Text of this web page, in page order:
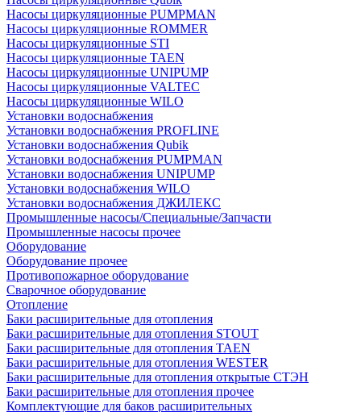
Насосы циркуляционные PUMPMAN
Насосы циркуляционные ROMMER
Насосы циркуляционные STI
Насосы циркуляционные TAEN
Насосы циркуляционные UNIPUMP
Насосы циркуляционные VALTEC
Насосы циркуляционные WILO
Установки водоснабжения
Установки водоснабжения PROFLINE
Установки водоснабжения Qubik
Установки водоснабжения PUMPMAN
Установки водоснабжения UNIPUMP
Установки водоснабжения WILO
Установки водоснабжения ДЖИЛЕКС
Промышленные насосы/Специальные/Запчасти
Промышленные насосы прочее
Оборудование
Оборудование прочее
Противопожарное оборудование
Сварочное оборудование
Отопление
Баки расширительные для отопления
Баки расширительные для отопления STOUT
Баки расширительные для отопления TAEN
Баки расширительные для отопления WESTER
Баки расширительные для отопления открытые СТЭН
Баки расширительные для отопления прочее
Комплектующие для баков расширительных